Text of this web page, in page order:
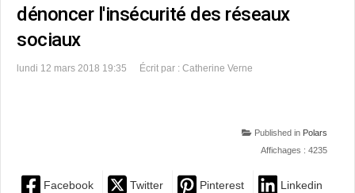
dénoncer l'insécurité des réseaux
sociaux
lundi 12 mars 2018 19:35 Écrit par : Catherine Verne
Published in Polars
Affichages : 4235
Facebook Twitter Pinterest Linkedin